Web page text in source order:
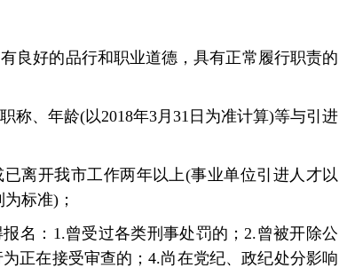
良好的品行和职业道德，具有正常履行职责的
称、年龄(以2018年3月31日为准计算)等与引进
离开我市工作两年以上(事业单位引进人才以
标准)；
名：1.曾受过各类刑事处罚的；2.曾被开除公
正在接受审查的；4.尚在党纪、政纪处分影响